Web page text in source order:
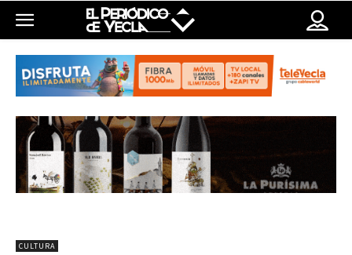
CULTURA